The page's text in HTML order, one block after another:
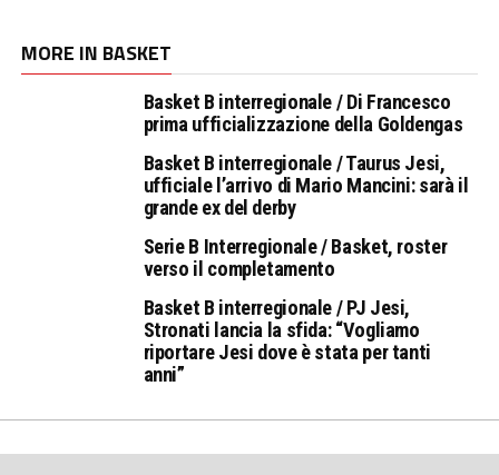
MORE IN BASKET
Basket B interregionale / Di Francesco
prima ufficializzazione della Goldengas
Basket B interregionale / Taurus Jesi,
ufficiale l’arrivo di Mario Mancini: sarà il
grande ex del derby
Serie B Interregionale / Basket, roster
verso il completamento
Basket B interregionale / PJ Jesi,
Stronati lancia la sfida: “Vogliamo
riportare Jesi dove è stata per tanti
anni”